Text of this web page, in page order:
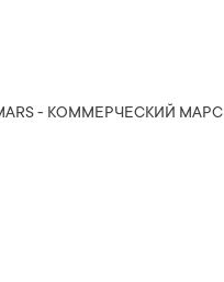
MARS - КОММЕРЧЕСКИЙ МАРС